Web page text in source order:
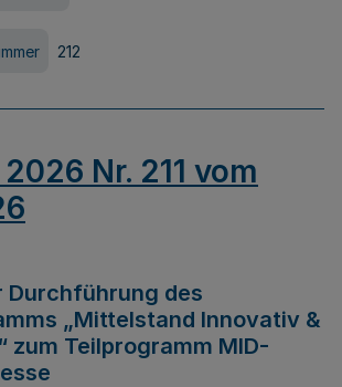
212
Nr. 211 vom
Durchführung des
„Mittelstand Innovativ &
zum Teilprogramm MID-